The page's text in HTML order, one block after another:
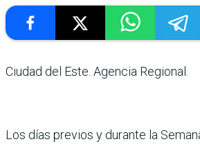
Ciudad del Este. Agencia Regional.
Los días previos y durante la